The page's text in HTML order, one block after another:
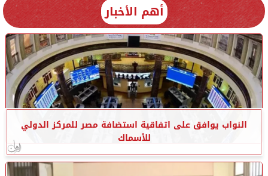
أهم الأخبار
النواب يوافق على اتفاقية استضافة مصر للمركز الدولي
للأسماك